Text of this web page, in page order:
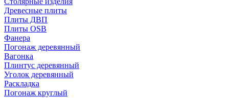
Древесные плиты
Плиты ДВП
Плиты OSB
Фанера
Погонаж деревянный
Вагонка
Плинтус деревянный
Уголок деревянный
Раскладка
Погонаж круглый